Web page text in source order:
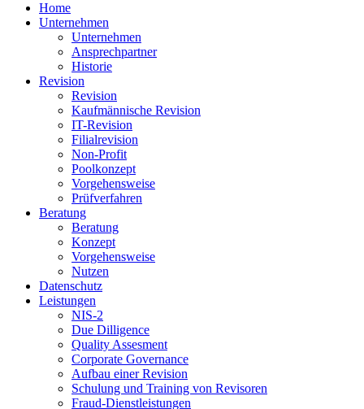
Home
Unternehmen
Unternehmen
Ansprechpartner
Historie
Revision
Revision
Kaufmännische Revision
IT-Revision
Filialrevision
Non-Profit
Poolkonzept
Vorgehensweise
Prüfverfahren
Beratung
Beratung
Konzept
Vorgehensweise
Nutzen
Datenschutz
Leistungen
NIS-2
Due Dilligence
Quality Assesment
Corporate Governance
Aufbau einer Revision
Schulung und Training von Revisoren
Fraud-Dienstleistungen